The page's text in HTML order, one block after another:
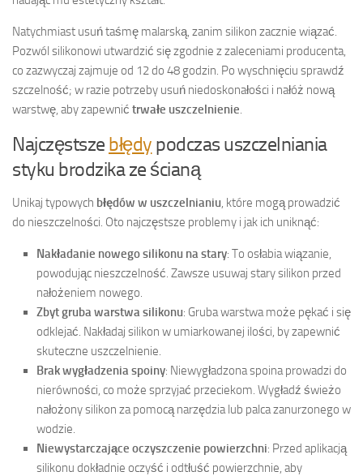
Natychmiast usuń taśmę malarską, zanim silikon zacznie wiązać.
Pozwól silikonowi utwardzić się zgodnie z zaleceniami producenta,
co zazwyczaj zajmuje od 12 do 48 godzin. Po wyschnięciu sprawdź
szczelność; w razie potrzeby usuń niedoskonałości i nałóż nową
warstwę, aby zapewnić trwałe uszczelnienie
Najczęstsze błędy podczas uszczelniania
styku brodzika ze ścianą
Unikaj typowych błędów w uszczelnianiu , które mogą prowadzić
do nieszczelności. Oto najczęstsze problemy i jak ich uniknąć:
Nakładanie nowego silikonu na stary: To osłabia wiązanie,
powodując nieszczelność. Zawsze usuwaj stary silikon przed
nałożeniem nowego.
Zbyt gruba warstwa silikonu: Gruba warstwa może pękać i się
odklejać. Nakładaj silikon w umiarkowanej ilości, by zapewnić
skuteczne uszczelnienie.
Brak wygładzenia spoiny: Niewygładzona spoina prowadzi do
nierówności, co może sprzyjać przeciekom. Wygładź świeżo
nałożony silikon za pomocą narzędzia lub palca zanurzonego w
wodzie.
Niewystarczające oczyszczenie powierzchni: Przed aplikacją
silikonu dokładnie oczyść i odtłuść powierzchnie, aby